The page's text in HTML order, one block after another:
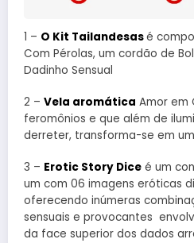
1 – O Kit Tailandesasé
Com Pérolas, um cordão de
Dadinho Sensual
2 – Vela aromática Amor em
feromônios e que além de
derreter, transforma-se em
3 – Erotic Story Dice é um
um com 06 imagens eróticas
oferecendo inúmeras
sensuais e provocantes
da face superior dos dados